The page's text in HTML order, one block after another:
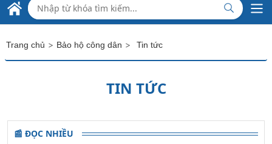
ĐẠI SỨ QUÁN VIỆT NAM
TẠI CỘNG HÒA BELARUS
Trang chủ > Bảo hộ công dân > Tin tức
TIN TỨC
📰 ĐỌC NHIỀU